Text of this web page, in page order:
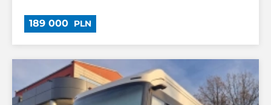
189 000 PLN